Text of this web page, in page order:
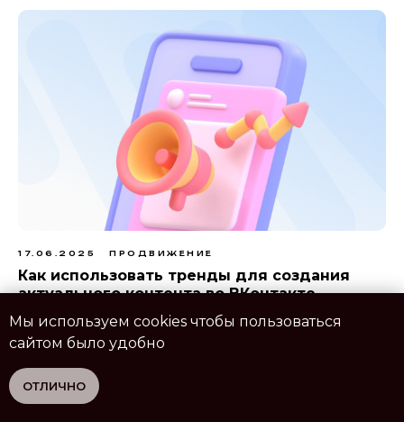
17.06.2025 ПРОДВИЖЕНИЕ
Как использовать тренды для создания
актуального контента во ВКонтакте
Мы используем cookies чтобы пользоваться
сайтом было удобно
ОТЛИЧНО